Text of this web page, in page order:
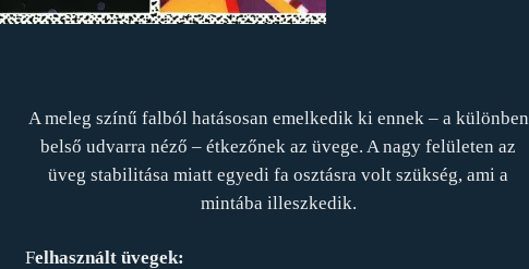
A meleg színű falból hatásosan emelkedik ki ennek – a különben
belső udvarra néző – étkezőnek az üvege. A nagy felületen az
üveg stabilitása miatt egyedi fa osztásra volt szükség, ami a
mintába illeszkedik.
Felhasznált üvegek: